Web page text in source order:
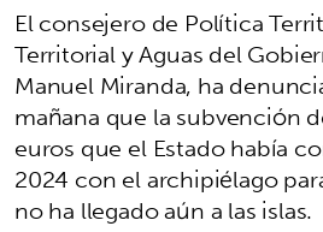
El consejero de Política
Territorial y Aguas del
Manuel Miranda, ha
mañana que la subvención
euros que el Estado había
2024 con el archipiélago
no ha llegado aún a las islas.